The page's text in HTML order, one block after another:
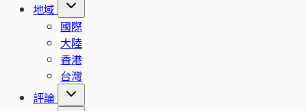
地域
國際
大陸
香港
台灣
評論